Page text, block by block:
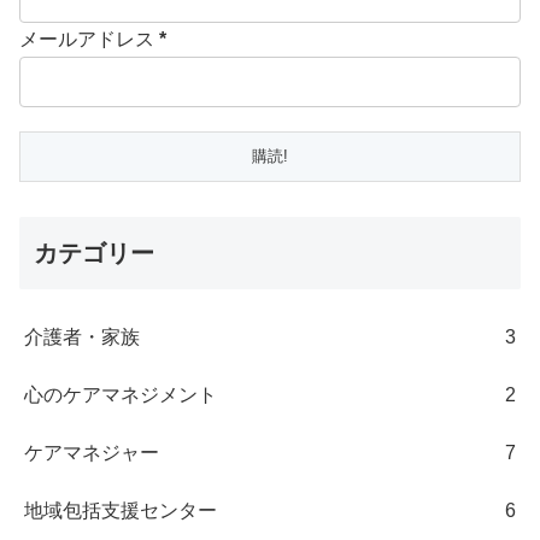
メールアドレス *
カテゴリー
介護者・家族 3
心のケアマネジメント 2
ケアマネジャー 7
地域包括支援センター 6